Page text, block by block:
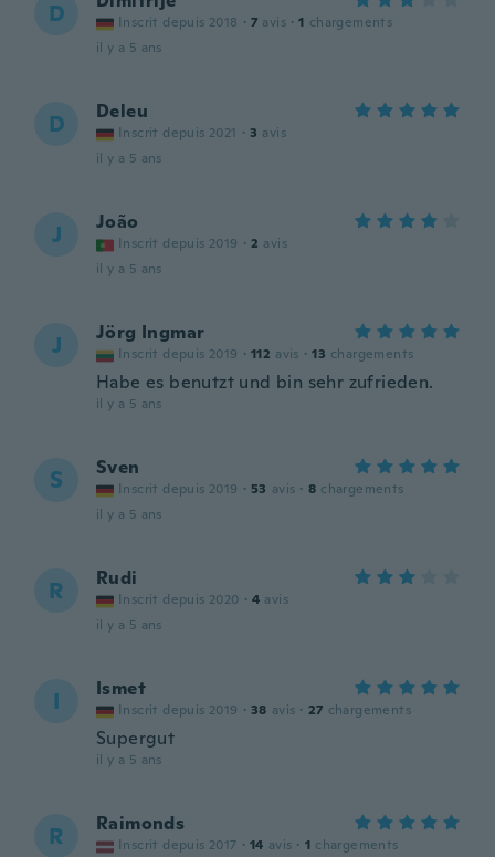
D Inscrit depuis 2018 · 7 avis · 1 chargements
il y a 5 ans
D Deleu
Inscrit depuis 2021 · 3 avis
il y a 5 ans
J João
Inscrit depuis 2019 · 2 avis
il y a 5 ans
J Jörg Ingmar
Inscrit depuis 2019 · 112 avis · 13 chargements
Habe es benutzt und bin sehr zufrieden.
il y a 5 ans
S Sven
Inscrit depuis 2019 · 53 avis · 8 chargements
il y a 5 ans
R Rudi
Inscrit depuis 2020 · 4 avis
il y a 5 ans
I Ismet
Inscrit depuis 2019 · 38 avis · 27 chargements
Supergut
il y a 5 ans
R Raimonds
Inscrit depuis 2017 · 14 avis · 1 chargements